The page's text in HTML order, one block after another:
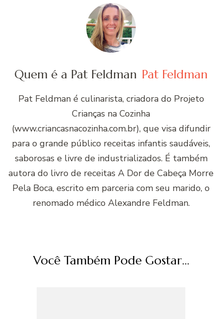
Quem é a Pat Feldman Pat Feldman
Pat Feldman é culinarista, criadora do Projeto
Crianças na Cozinha
(www.criancasnacozinha.com.br), que visa difundir
para o grande público receitas infantis saudáveis,
saborosas e livre de industrializados. É também
autora do livro de receitas A Dor de Cabeça Morre
Pela Boca, escrito em parceria com seu marido, o
renomado médico Alexandre Feldman.
Você Também Pode Gostar...